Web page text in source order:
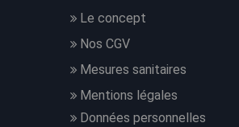
Le concept
Nos CGV
Mesures sanitaires
Mentions légales
Données personnelles